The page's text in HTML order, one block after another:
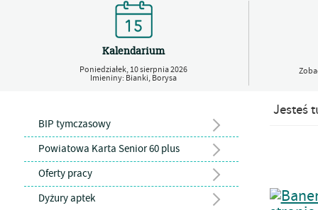
Kalendarium
Poniedziałek, 10sierpnia2026
Imieniny: Bianki, Borysa
BIP tymczasowy
Powiatowa Karta Senior 60 plus
Oferty pracy
Dyżury aptek
Jesteś